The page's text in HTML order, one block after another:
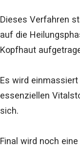
Dieses Verfahren
auf die
Kopfhaut
Es wird
essenziellen
sich.
Final wird noch